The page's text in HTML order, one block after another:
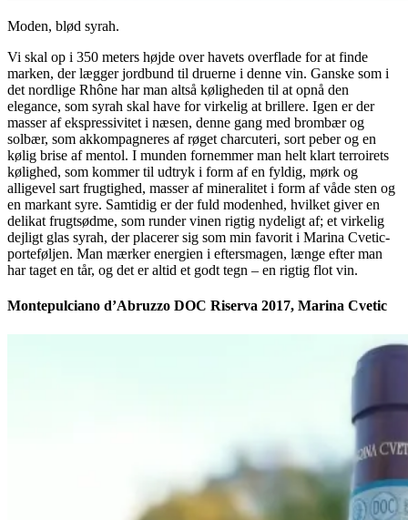
Moden, blød syrah.
Vi skal op i 350 meters højde over havets overflade for at finde
marken, der lægger jordbund til druerne i denne vin. Ganske som i
det nordlige Rhône har man altså køligheden til at opnå den
elegance, som syrah skal have for virkelig at brillere. Igen er der
masser af ekspressivitet i næsen, denne gang med brombær og
solbær, som akkompagneres af røget charcuteri, sort peber og en
kølig brise af mentol. I munden fornemmer man helt klart terroirets
kølighed, som kommer til udtryk i form af en fyldig, mørk og
alligevel sart frugtighed, masser af mineralitet i form af våde sten og
en markant syre. Samtidig er der fuld modenhed, hvilket giver en
delikat frugtsødme, som runder vinen rigtig nydeligt af; et virkelig
dejligt glas syrah, der placerer sig som min favorit i Marina Cvetic-
porteføljen. Man mærker energien i eftersmagen, længe efter man
har taget en tår, og det er altid et godt tegn – en rigtig flot vin.
Montepulciano d’Abruzzo DOC Riserva 2017, Marina Cvetic